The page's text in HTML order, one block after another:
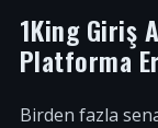
1King Giriş
Platforma
Birden fazla